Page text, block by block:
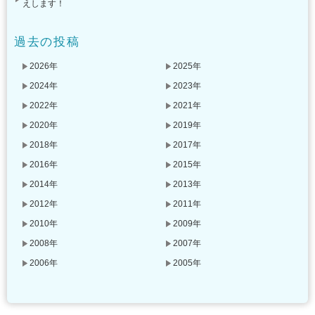
えします！
過去の投稿
2026年
2025年
2024年
2023年
2022年
2021年
2020年
2019年
2018年
2017年
2016年
2015年
2014年
2013年
2012年
2011年
2010年
2009年
2008年
2007年
2006年
2005年